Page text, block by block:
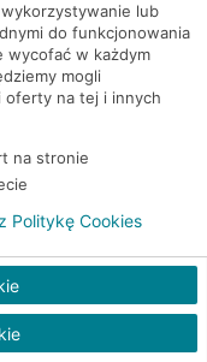
lub
do funkcjonowania
wycofać w każdym
mogli
oferty na tej i innych
na stronie
Politykę Cookies